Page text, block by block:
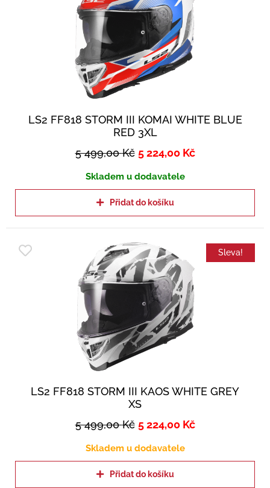
LS2 FF818 STORM III KOMAI WHITE BLUE
RED 3XL
5 499,00Kč 5 224,00 Kč
Skladem u dodavatele
Přidat do košíku
Sleva!
LS2 FF818 STORM III KAOS WHITE GREY
XS
5 499,00Kč 5 224,00 Kč
Skladem u dodavatele
Přidat do košíku